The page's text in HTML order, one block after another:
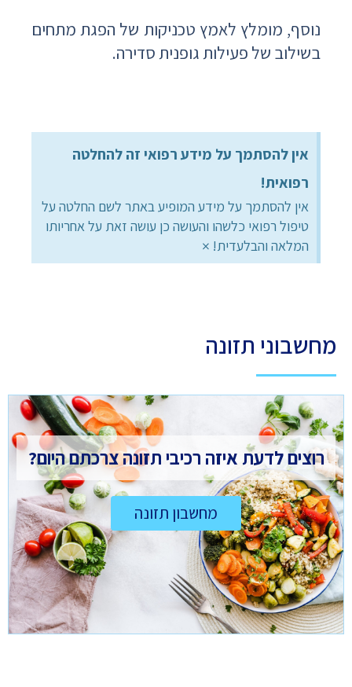
נוסף, מומלץ לאמץ טכניקות של הפגת מתחים
בשילוב של פעילות גופנית סדירה.
אין להסתמך על מידע רפואי זה להחלטה
רפואית!
אין להסתמך על מידע המופיע באתר לשם החלטה על
טיפול רפואי כלשהו והעושה כן עושה זאת על אחריותו
המלאה והבלעדית! ×
מחשבוני תזונה
רוצים לדעת איזה רכיבי תזונה צרכתם היום?
מחשבון תזונה